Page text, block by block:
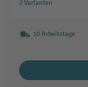
2 Varianten
10 Arbeitstage